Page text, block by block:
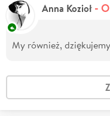
Anna Kozioł -
My również,